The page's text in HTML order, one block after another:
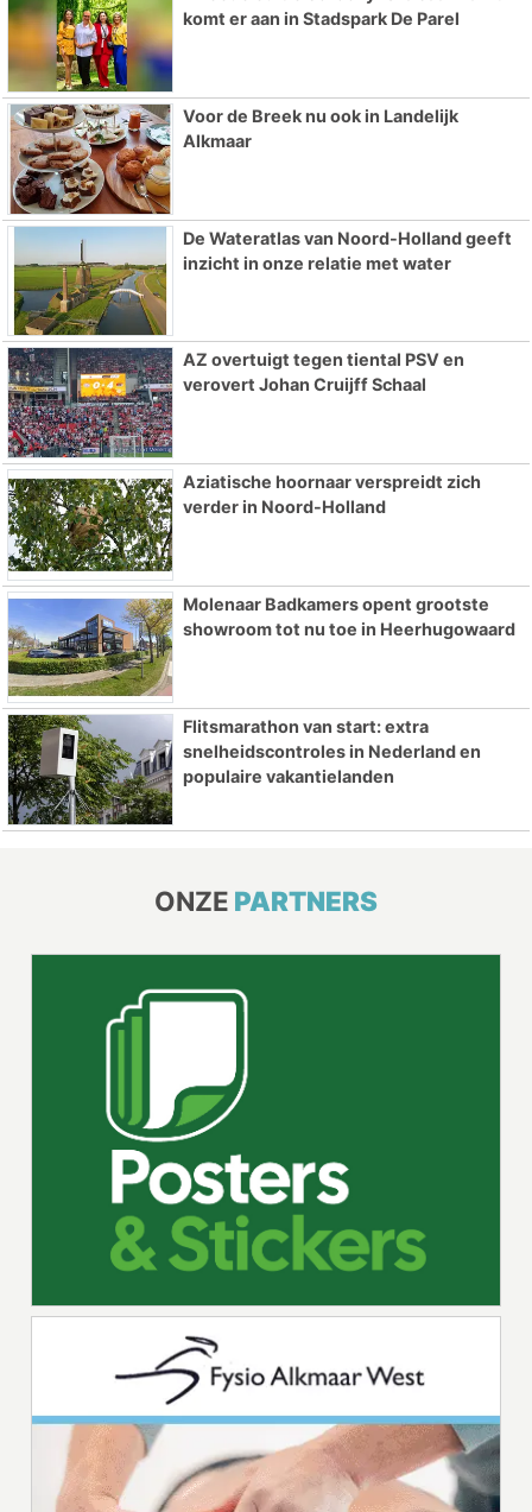
komt er aan in Stadspark De Parel
Voor de Breek nu ook in Landelijk
Alkmaar
De Wateratlas van Noord-Holland geeft
inzicht in onze relatie met water
AZ overtuigt tegen tiental PSV en
verovert Johan Cruijff Schaal
Aziatische hoornaar verspreidt zich
verder in Noord-Holland
Molenaar Badkamers opent grootste
showroom tot nu toe in Heerhugowaard
Flitsmarathon van start: extra
snelheidscontroles in Nederland en
populaire vakantielanden
ONZE PARTNERS